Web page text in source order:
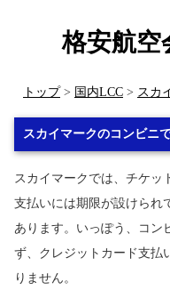
格安航空
トップ> 国内LCC > スカ
スカイマークのコンビニ
スカイマークでは、チケッ
支払いには期限が設けられ
あります。いっぽう、コン
ず、クレジットカード支払
りません。